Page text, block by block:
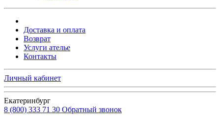
Доставка и оплата
Возврат
Услуги ателье
Контакты
Личный кабинет
Екатеринбург
8 (800) 333 71 30 Обратный звонок